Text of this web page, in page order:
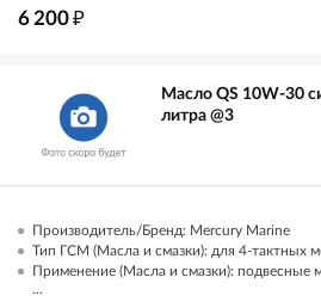
6 200₽
Масло QS 10W-30
литра @3
Производитель/Бренд: Mercury Marine
Тип ГСМ (Масла и смазки): для 4-тактных
Применение (Масла и смазки): подвесные
...